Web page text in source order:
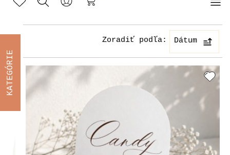
Zoradiť podľa: Dátum
KATEGÓRIE